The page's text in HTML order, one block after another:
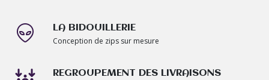
LA BIDOUILLERIE
Conception de zips sur mesure
REGROUPEMENT DES LIVRAISONS